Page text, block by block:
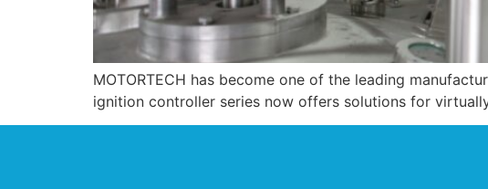
MOTORTECH has become one of the leading
ignition controller series now offers solutions for